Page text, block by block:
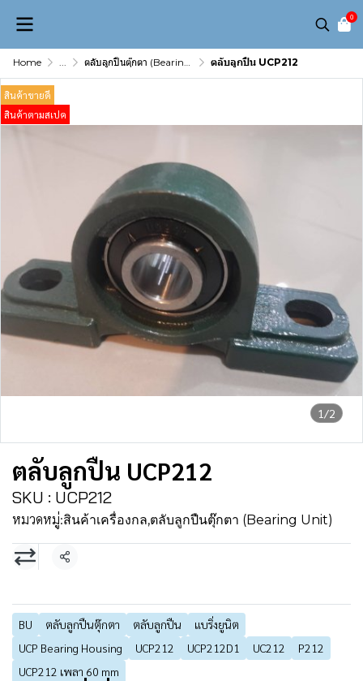
0
Home ... ตลับลูกปืนตุ๊กตา (Bearing Unit) ตลับลูกปืน UCP212
1/2
สินค้าขายดี
สินค้าตามสเปค
ตลับลูกปืน UCP212
SKU : UCP212
หมวดหมู่:สินค้าเครื่องกล,ตลับลูกปืนตุ๊กตา (Bearing Unit)
แชร์
BU ตลับลูกปืนตุ๊กตา ตลับลูกปืน
แบริ่งยูนิต
UCP Bearing Housing
UCP212 UCP212D1 UC212
P212
UCP212 เพลา 60 mm